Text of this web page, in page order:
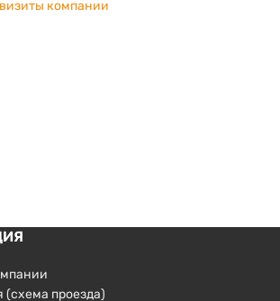
компании
(схема проезда)